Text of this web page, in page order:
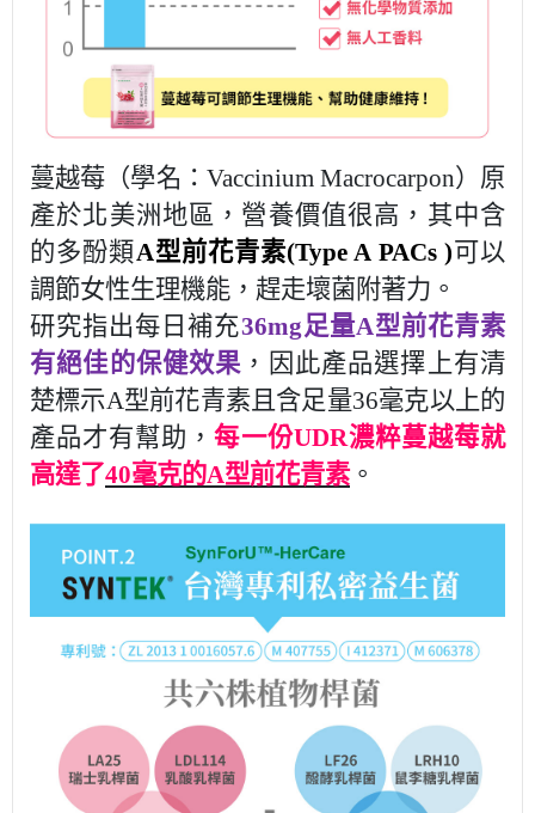
蔓越莓（學名：Vaccinium Macrocarpon）原
產於北美洲地區，營養價值很高，其中含
的多酚類A型前花青素(Type A PACs ) 可以
調節女性生理機能，趕走壞菌附著力。
研究指出每日補充36mg足量A型前花青素
有絕佳的保健效果 ，因此產品選擇上有清
楚標示A型前花青素且含足量36毫克以上的
產品才有幫助，每一份UDR濃粹蔓越莓就
高達了40毫克的A型前花青素。